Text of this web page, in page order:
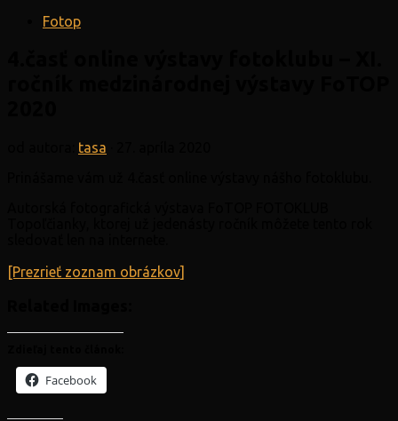
Fotop
tasa
[Prezrieť zoznam obrázkov]
Facebook